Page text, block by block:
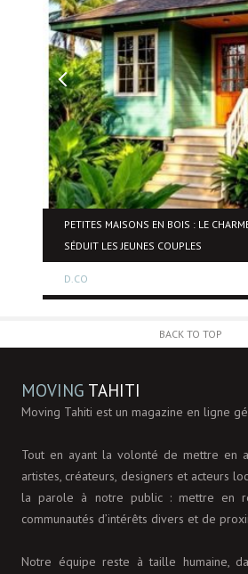
PETITES MAISONS EN BOIS : LE
SÉDUIT LES JEUNES COUPLES
D.CO
BACK TO TOP
MOVING TAHITI
Moving Tahiti est un magazine en ligne
Tout en ayant la volonté de mettre en
artistes, créateurs, designers et acteurs
la parole à notre public : mettre en
communautés d’intérêts divers et de
Notre équipe reste à taille humaine,